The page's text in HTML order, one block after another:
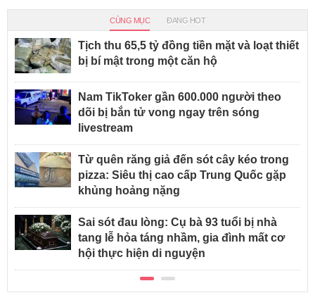
CÙNG MỤC ĐANG HOT
Tịch thu 65,5 tỷ đồng tiền mặt và loạt thiết
bị bí mật trong một căn hộ
Nam TikToker gần 600.000 người theo
dõi bị bắn tử vong ngay trên sóng
livestream
Từ quên răng giả đến sót cây kéo trong
pizza: Siêu thị cao cấp Trung Quốc gặp
khủng hoảng nặng
Sai sót đau lòng: Cụ bà 93 tuổi bị nhà
tang lễ hỏa táng nhầm, gia đình mất cơ
hội thực hiện di nguyện